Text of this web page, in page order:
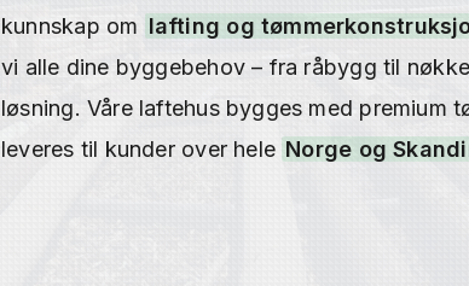
kunnskap om lafting og
vi alle dine byggebehov – fra råbygg til
løsning. Våre laftehus bygges med premium
leveres til kunder over hele Norge og